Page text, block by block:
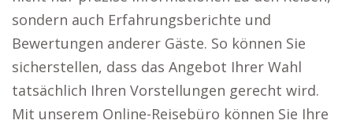
sondern auch Erfahrungsberichte und
Bewertungen anderer Gäste. So können Sie
sicherstellen, dass das Angebot Ihrer Wahl
tatsächlich Ihren Vorstellungen gerecht wird.
Mit unserem Online-Reisebüro können Sie Ihre